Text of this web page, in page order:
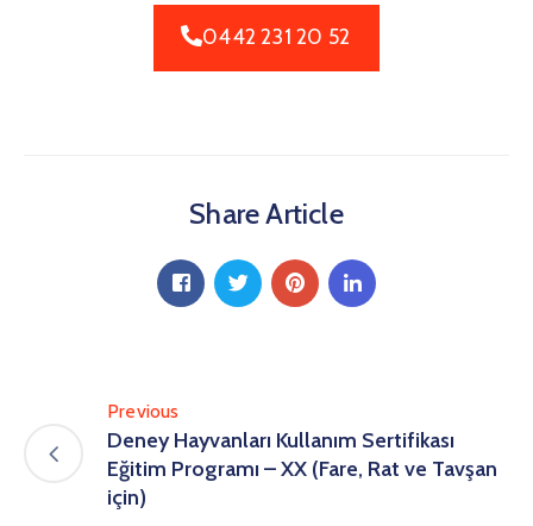
0442 231 20 52
Share Article
Previous
Deney Hayvanları Kullanım Sertifikası
Eğitim Programı – XX (Fare, Rat ve Tavşan
için)